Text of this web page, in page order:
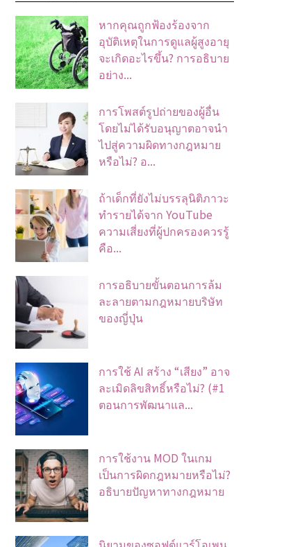
หากคุณถูกฟ้องร้องจาก
อุบัติเหตุในการดูแลผู้สูงอายุ
จะเกิดอะไรขึ้น? การอธิบาย
อย่าง...
การโพสต์รูปถ่ายของผู้อื่น
โดยไม่ได้รับอนุญาตอาจนํา
ไปสู่ความผิดทางกฎหมาย
หรือไม่? อ...
ถ้าเด็กที่ยังไม่บรรลุนิติภาวะ
ทำรายได้จาก YouTube
ความเสี่ยงที่ผู้ปกครองควรรู้
คือ...
การอธิบายขั้นตอนการล้ม
ละลายตามกฎหมายบริษัท
ของญี่ปุ่น
การใช้ AI สร้าง “เสียง” อาจ
ละเมิดลิขสิทธิ์หรือไม่? (#1
ตอนการพัฒนาแล...
การใช้งาน MOD ในเกม
เป็นการผิดกฎหมายหรือไม่?
อธิบายปัญหาทางกฎหมาย